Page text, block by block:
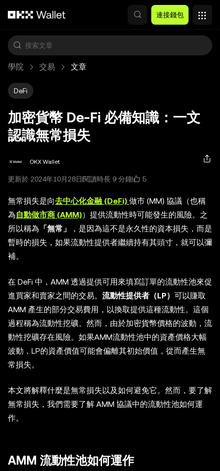
連接錢包
學院 交易 文章
DeFi
加密貨幣 De-Fi 必備知識：一文
認識無常損失
OKX Wallet
更新於 2024年10月28日 閱讀時長 9 分鐘 5
無常損失是向去中心化金融 (DeFi) 做市 (MM) 協議（也稱
為自動做市商 (AMM)）提供流動性時可能發生的風險。之
所以稱為 「無常」
，是因為這不是永久性的資本損失，而是
暫時的損失，如果流動性提供者繼續持有其頭寸，就可以彌
補。
在 DeFi 中，AMM 透過提供可用來填寫訂單的流動性池來促
進買家和賣家之間的交易。 流動性提供者（LP） 可以賺取
AMM 產生的部分交易費用，以換取提供這種流動性。這個
過程稱為流動性挖礦。然而，由於加密貨幣價格的波動，流
動性挖礦存在風險。如果AMM流動性池中的資產價格大幅
波動，LP的資產價值可能會偏離其初始價值，從而產生無
常損失。
本文將解釋什麼是無常損失以及如何避免它。然而，要了解
無常損失，我們需要了解 AMM 協議中的流動性池如何運
作。
AMM 流動性池如何運作